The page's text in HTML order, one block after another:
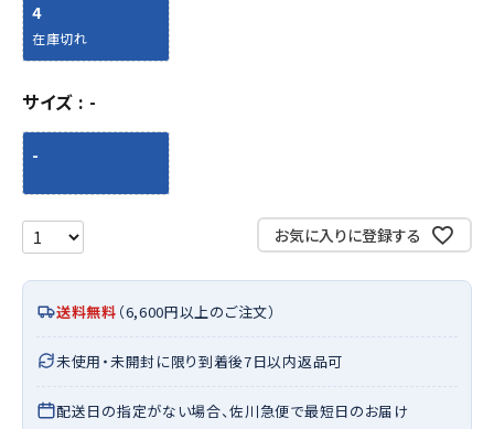
4
在庫切れ
サイズ -
-
お気に入りに登録する
送料無料 （6,600円以上のご注文）
未使用・未開封に限り到着後7日以内返品可
配送日の指定がない場合、佐川急便で最短日のお届け